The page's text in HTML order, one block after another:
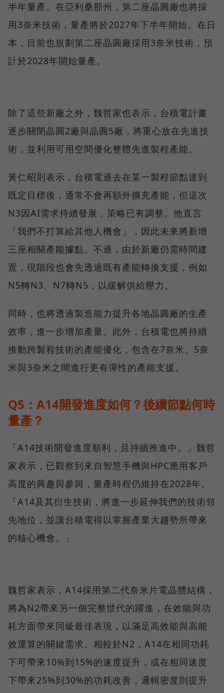
半年量產。在亞利桑那州，第二座晶圓廠也將採
用3奈米技術，量產將於2027年下半年開始。在日
本，目前也規劃第二座晶圓廠採用3奈米技術，預
計於2028年開始量產。
除了這些新廠之外，魏哲家也表示，台積電計畫
逐步關閉晶圓2廠與晶圓5廠，將重心放在先進技
術，並利用可用空間優化整體先進製程產能。
黃仁昭則表示，台積電過去在某一製程節點達到
既定目標後，通常不會再額外擴充產能，但這次
N3因AI需求持續發展，策略已有調整。他直言
「我們不打算給其他人機會」，因此未來將新增
三座相關產能據點。不過，由於新廠仍需時間建
置，現階段也會先透過既有產能轉換支援，例如
N5轉N3、N7轉N5，以緩解供給壓力。
同時，也將透過製造能力提升各地晶圓廠的生產
效率，進一步增加產量。此外，台積電也將持續
推動跨製程技術的產能優化，包含在7奈米、5奈
米與3奈米之間進行更有彈性的產能支援。
Q5：A14開發進度如何？後續節點何時
量產？
「A14技術開發進度順利，且持續推進中。」魏哲
家表示，已觀察到來自智慧手機與HPC應用客戶
高度的興趣與參與，量產時程仍維持在2028年。
「A14及其衍生技術，將進一步延伸我們的技術領
先地位，並讓台積電得以掌握產業大趨勢所帶來
的核心機會。」
魏哲家表示，A14採用第二代奈米片電晶體結構，
將為N2帶來另一個完整世代的躍進，在效能與功
耗方面帶來同級最佳表現，以滿足高效能與高能
效運算的關鍵需求。相較於N2，A14在相同功耗
下可帶來10%到15%的速度提升，或在相同速度
下帶來25%到30%的功耗改善，邏輯密度則提升